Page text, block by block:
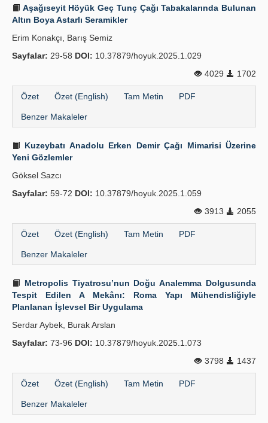
Aşağıseyit Höyük Geç Tunç Çağı Tabakalarında Bulunan
Altın Boya Astarlı Seramikler
Erim Konakçı, Barış Semiz
Sayfalar: 29-58 DOI: 10.37879/hoyuk.2025.1.029
4029
1702
Özet Özet (English) Tam Metin PDF
Benzer Makaleler
Kuzeybatı Anadolu Erken Demir Çağı Mimarisi Üzerine
Yeni Gözlemler
Göksel Sazcı
Sayfalar: 59-72 DOI: 10.37879/hoyuk.2025.1.059
3913
2055
Özet Özet (English) Tam Metin PDF
Benzer Makaleler
Metropolis Tiyatrosu’nun Doğu Analemma Dolgusunda
Tespit Edilen A Mekânı: Roma Yapı Mühendisliğiyle
Planlanan İşlevsel Bir Uygulama
Serdar Aybek, Burak Arslan
Sayfalar: 73-96 DOI: 10.37879/hoyuk.2025.1.073
3798
1437
Özet Özet (English) Tam Metin PDF
Benzer Makaleler